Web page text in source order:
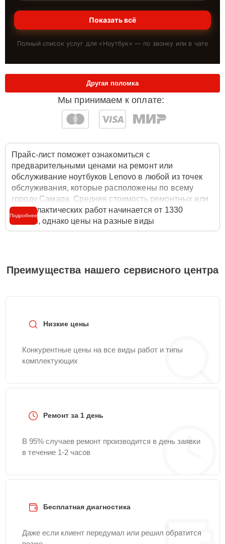
Показать всё
Полный список услуг для « Ноутбук » — по звонку или в чате
Мы принимаем к оплате:
Другая поломка
Прайс-лист поможет ознакомиться с
предварительными ценами на ремонт или
обслуживание ноутбуков Lenovo в любой из точек
обслуживания, которые расположены по всему
городу Самара. Средняя стоимость ремонтных или
профилактических работ начинается от 1330
рублей, однако цены на разные виды
комплектующих могут различаться. Полную
службы заботы о клиентах. Для расчета итоговой
стоимости ремонта ноутбука достаточно позвонить
Подробнее
Преимущества нашего сервисного центра
Низкие цены
Конкурентные цены на все виды работ и типы
комплектующих
Ремонт за 1 день
В 95% случаев ремонт производится в день заявки
в течение 1-2 часов
Бесплатная диагностика
Даже если клиент передумал или решил обратится